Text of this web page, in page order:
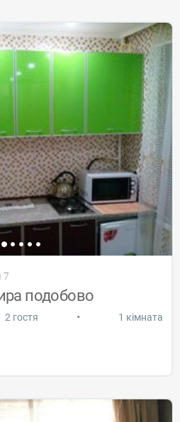
7
подобово
2 гостя • 1 кімната